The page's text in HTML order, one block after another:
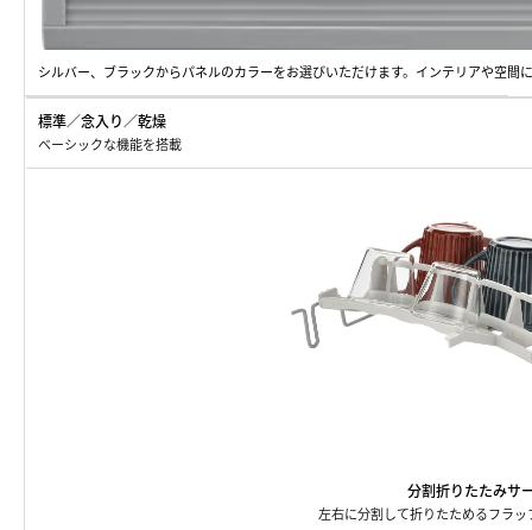
シルバー、ブラックからパネルのカラーをお選びいただけます。インテリアや空間
標準／念入り／乾燥
ベーシックな機能を搭載
分割折りたたみサ
左右に分割して折りたためるフラ